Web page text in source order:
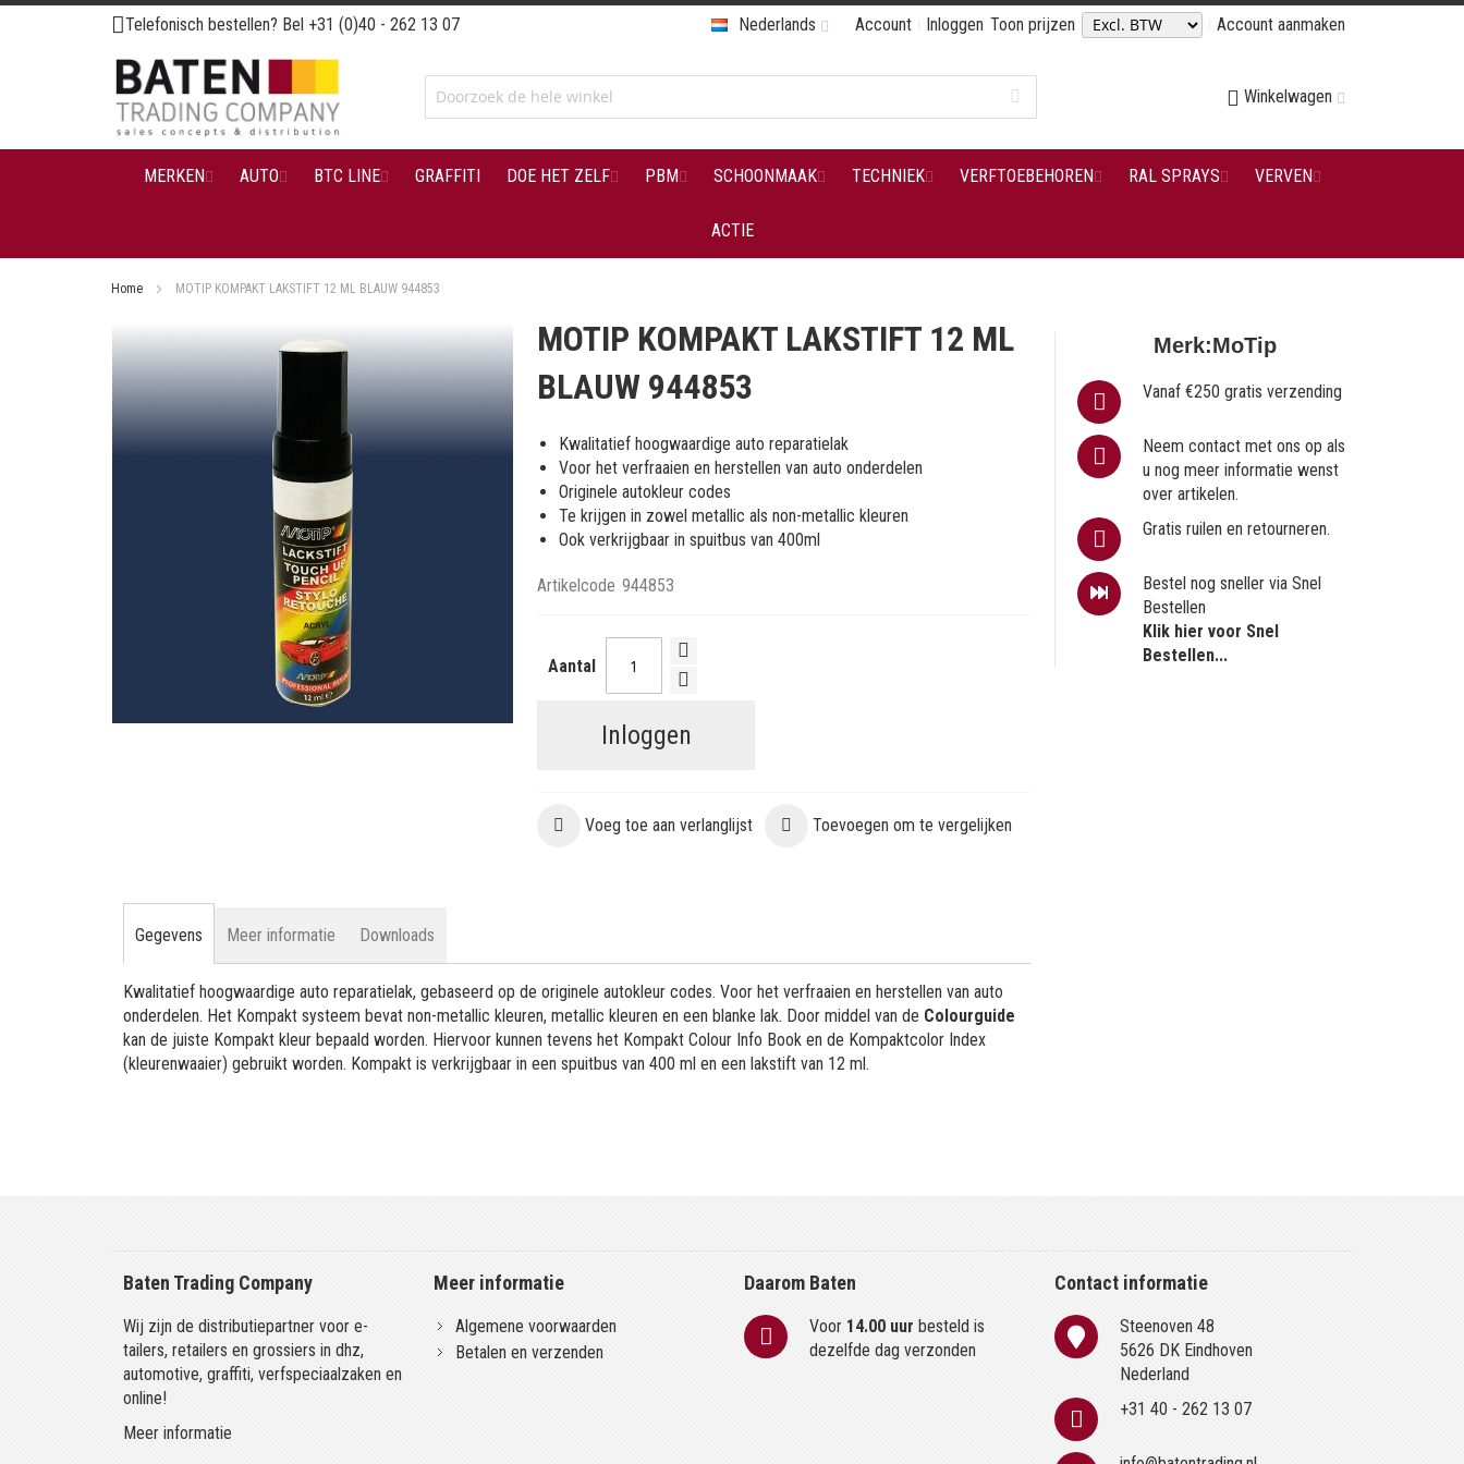
Ga
naar
de
inhoud
Telefonisch bestellen? Bel +31 (0)40 - 262 13 07 Account Inloggen Toon prijzen Account aanmaken
Nederlands
Winkelwagen
MERKEN AUTO BTC LINE GRAFFITI DOE HET ZELF PBM SCHOONMAAK TECHNIEK VERFTOEBEHOREN RAL SPRAYS VERVEN
ACTIE
Home MOTIP KOMPAKT LAKSTIFT 12 ML BLAUW 944853
gallerij
MOTIP KOMPAKT LAKSTIFT 12 ML
BLAUW 944853
Kwalitatief hoogwaardige auto reparatielak
Voor het verfraaien en herstellen van auto onderdelen
Originele autokleur codes
Te krijgen in zowel metallic als non-metallic kleuren
Ook verkrijgbaar in spuitbus van 400ml
Artikelcode 944853
Aantal
Inloggen
Voeg toe aan verlanglijst Toevoegen om te vergelijken
Merk:MoTip
Vanaf €250 gratis verzending
Neem contact met ons op als
u nog meer informatie wenst
over artikelen.
Gratis ruilen en retourneren.
Bestel nog sneller via Snel
Bestellen
Klik hier voor Snel
Bestellen...
Gegevens
Kwalitatief hoogwaardige auto reparatielak, gebaseerd op de originele autokleur codes. Voor het verfraaien en herstellen van auto
onderdelen. Het Kompakt systeem bevat non-metallic kleuren, metallic kleuren en een blanke lak. Door middel van de Colourguide
kan de juiste Kompakt kleur bepaald worden. Hiervoor kunnen tevens het Kompakt Colour Info Book en de Kompaktcolor Index
(kleurenwaaier) gebruikt worden. Kompakt is verkrijgbaar in een spuitbus van 400 ml en een lakstift van 12 ml.
Meer informatie Downloads
Baten Trading Company
Wij zijn de distributiepartner voor e-
tailers, retailers en grossiers in dhz,
automotive, graffiti, verfspeciaalzaken en
online!
Meer informatie
Meer informatie
Algemene voorwaarden
Betalen en verzenden
Daarom Baten
Voor 14.00 uur besteld is
dezelfde dag verzonden
Contact informatie
Steenoven 48
5626 DK Eindhoven
Nederland
+31 40 - 262 13 07